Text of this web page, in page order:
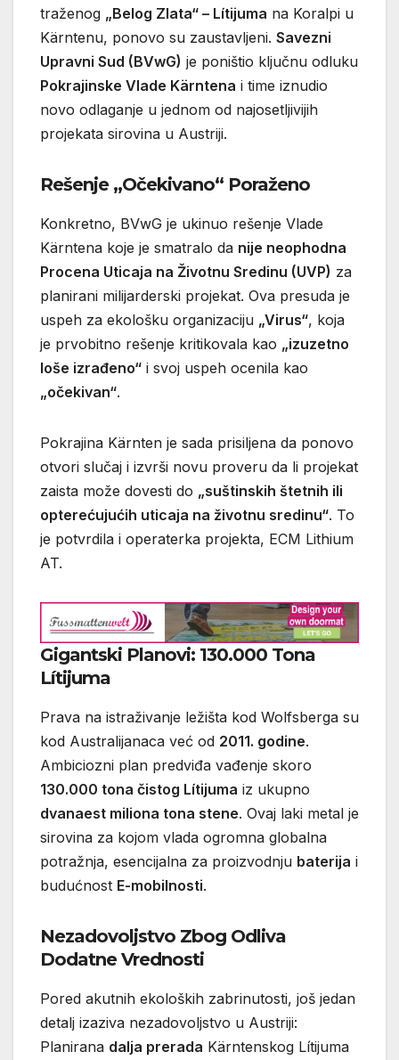
traženog „Belog Zlata“ – Lítijuma na Koralpi u
Kärntenu, ponovo su zaustavljeni. Savezni
Upravni Sud (BVwG) je poništio ključnu odluku
Pokrajinske Vlade Kärntena i time iznudio
novo odlaganje u jednom od najosetljivijih
projekata sirovina u Austriji.
Rešenje „Očekivano“ Poraženo
Konkretno, BVwG je ukinuo rešenje Vlade
Kärntena koje je smatralo da nije neophodna
Procena Uticaja na Životnu Sredinu (UVP) za
planirani milijarderski projekat. Ova presuda je
uspeh za ekološku organizaciju „Virus“, koja
je prvobitno rešenje kritikovala kao „izuzetno
loše izrađeno“ i svoj uspeh ocenila kao
„očekivan“.
Pokrajina Kärnten je sada prisiljena da ponovo
otvori slučaj i izvrši novu proveru da li projekat
zaista može dovesti do „suštinskih štetnih ili
opterećujućih uticaja na životnu sredinu“. To
je potvrdila i operaterka projekta, ECM Lithium
AT.
Gigantski Planovi: 130.000 Tona
Lítijuma
Prava na istraživanje ležišta kod Wolfsberga su
kod Australijanaca već od 2011. godine.
Ambiciozni plan predviđa vađenje skoro
130.000 tona čistog Lítijuma iz ukupno
dvanaest miliona tona stene. Ovaj laki metal je
sirovina za kojom vlada ogromna globalna
potražnja, esencijalna za proizvodnju baterija i
budućnost E-mobilnosti.
Nezadovoljstvo Zbog Odliva
Dodatne Vrednosti
Pored akutnih ekoloških zabrinutosti, još jedan
detalj izaziva nezadovoljstvo u Austriji:
Planirana dalja prerada Kärntenskog Lítijuma